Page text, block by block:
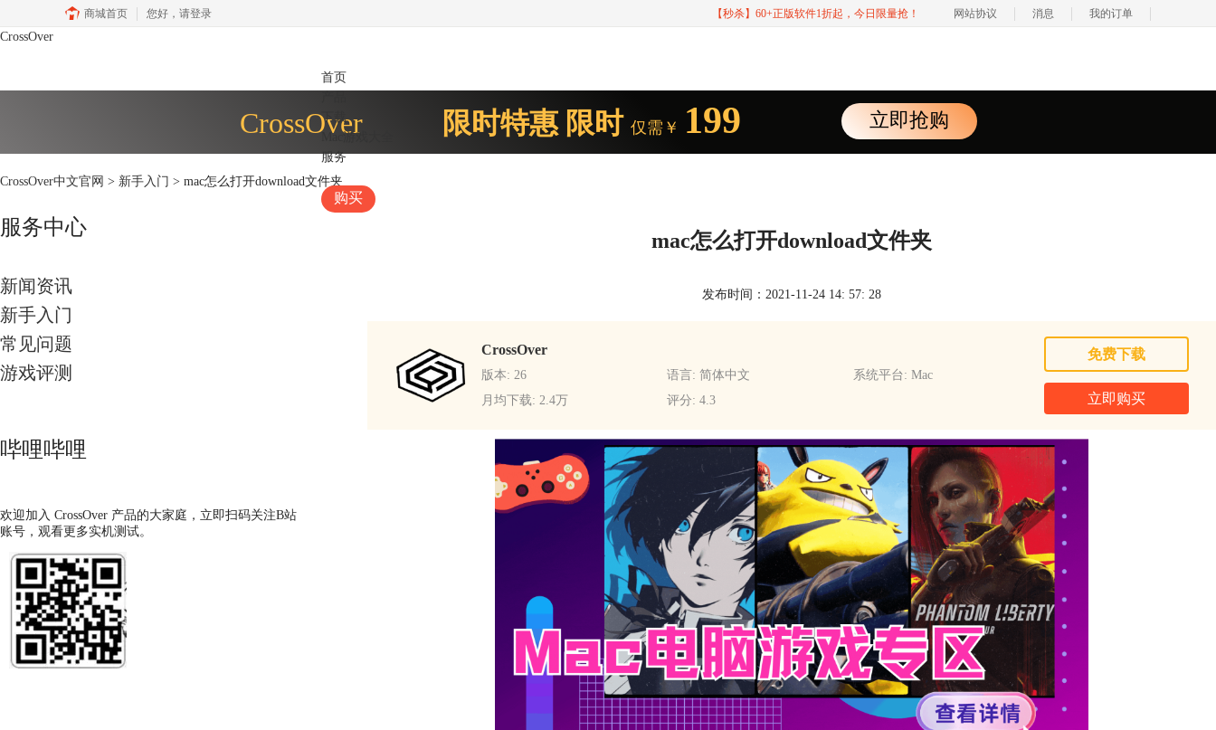
商城首页 您好， 请登录 【秒杀】60+正版软件1折起，今日限量抢！ 网站协议 消息 我的订单
CrossOver
首页
下载
Mac游戏大全
服务
购买
CrossOver 限时特惠 限时 仅需￥ 199 立即抢购
CrossOver中文官网 > 新手入门 > mac怎么打开download文件夹
服务中心
新闻资讯
新手入门
常见问题
游戏评测
哔哩哔哩
欢迎加入 CrossOver 产品的大家庭，立即扫码关注B站
账号，观看更多实机测试。
mac怎么打开download文件夹
发布时间：2021-11-24 14: 57: 28
CrossOver
版本: 26 语言: 简体中文
系统平台: Mac
月均下载: 2.4万
评分: 4.3
免费下载
立即购买